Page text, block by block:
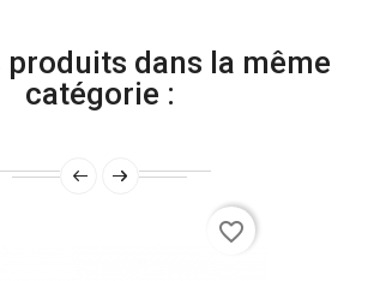
produits dans la même
catégorie :
favorite_border